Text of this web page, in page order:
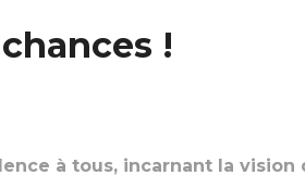
!
à tous, incarnant la vision